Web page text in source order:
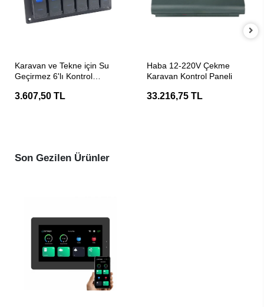
Karavan ve Tekne için Su
Geçirmez 6'lı Kontrol
3.607,50 TL
Haba 12-220V Çekme
Karavan Kontrol Paneli
33.216,75 TL
Son Gezilen Ürünler